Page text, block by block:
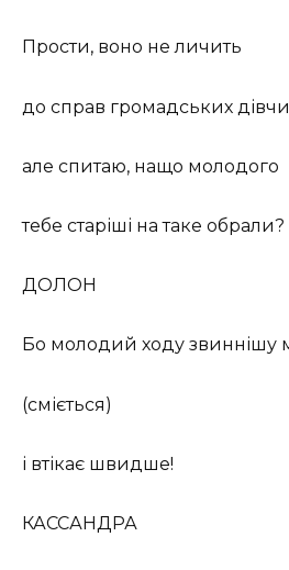
Прости, воно не личить
до справ громадських
але спитаю, нащо молодого
тебе старіші на таке обрали?
ДОЛОН
Бо молодий ходу звиннішу
(сміється)
і втікає швидше!
КАССАНДРА